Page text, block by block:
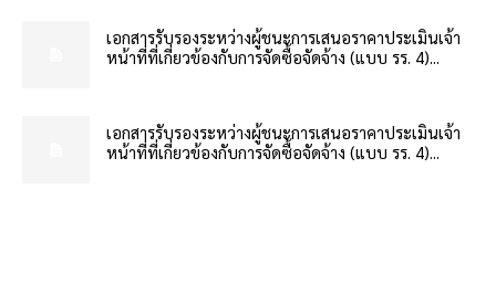
เอกสารรับรองระหว่างผู้ชนะการเสนอราคาประเมินเจ้า
หน้าที่ที่เกี่ยวข้องกับการจัดซื้อจัดจ้าง (แบบ รร. 4)...
เอกสารรับรองระหว่างผู้ชนะการเสนอราคาประเมินเจ้า
หน้าที่ที่เกี่ยวข้องกับการจัดซื้อจัดจ้าง (แบบ รร. 4)...